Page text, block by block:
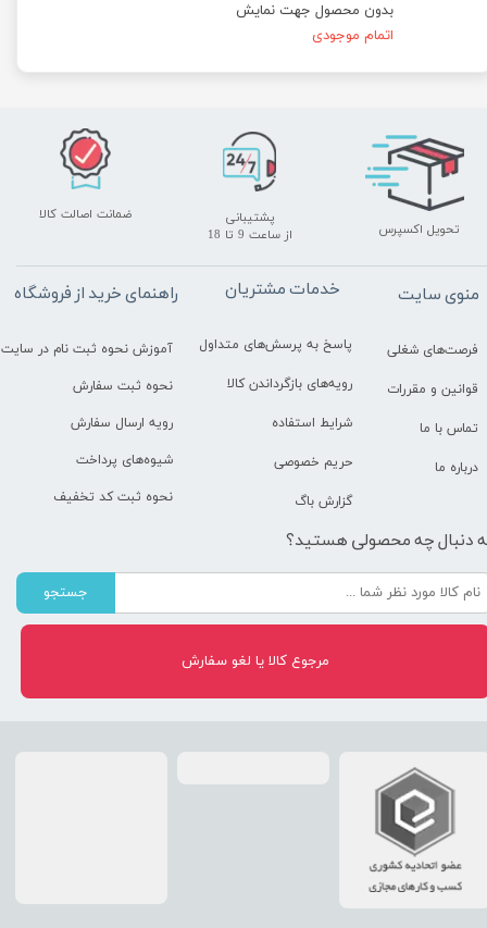
بدون محصول جهت نمایش
اتمام موجودی
تحویل اکسپرس
پشتیبانی
​​​​​​​از ساعت 9 تا 18
ضمانت اصالت کالا
راهنمای خرید از فروشگاه
آموزش نحوه ثبت نام در سایت
نحوه ثبت سفارش
رویه ارسال سفارش
شیوه‌های پرداخت
نحوه ثبت کد تخفیف
خدمات مشتریان
پاسخ به پرسش‌های متداول
رویه‌های بازگرداندن کالا
شرایط استفاده
حریم خصوصی
گزارش باگ
منوی سایت
فرصت‌های شغلی
قوانین و مقررات
تماس با ما
درباره ما
دنبال چه محصولی هستید؟
جستجو
مرجوع کالا یا لغو سفارش